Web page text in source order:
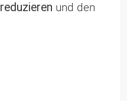
und den